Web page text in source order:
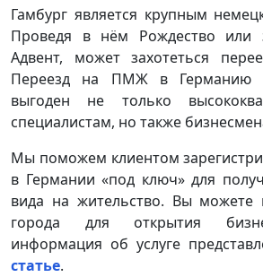
Гамбург является крупным
Проведя в нём Рождество или
Адвент, может захотеться
Переезд на ПМЖ в Германию
выгоден не только
специалистам, но также
Мы поможем клиентом
в Германии «под ключ» для
вида на жительство. Вы можете
города для открытия
информация об услуге
статье.